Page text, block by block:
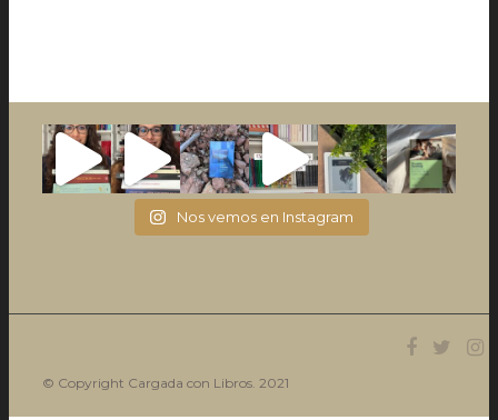
Nos vemos en Instagram
© Copyright Cargada con Libros. 2021